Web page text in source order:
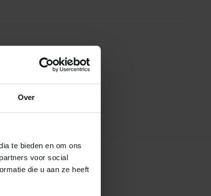
Over
te bieden en om ons
voor social
die u aan ze heeft